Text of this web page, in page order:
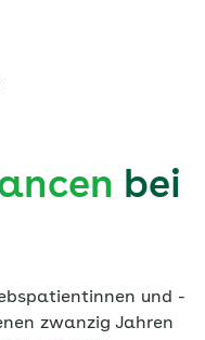
bei
und -
zwanzig Jahren